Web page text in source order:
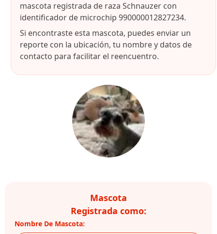
mascota registrada de raza Schnauzer con
identificador de microchip 990000012827234.
Si encontraste esta mascota, puedes enviar un
reporte con la ubicación, tu nombre y datos de
contacto para facilitar el reencuentro.
Mascota
Registrada como:
Nombre De Mascota: